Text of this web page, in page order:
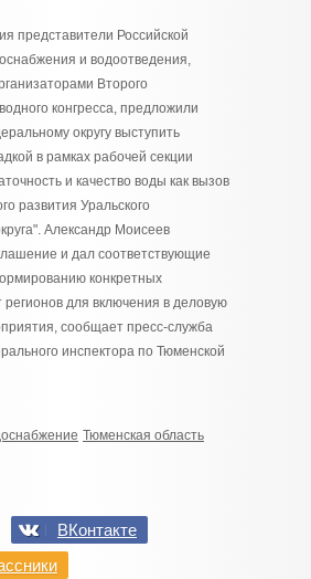
представители Российской
и водоотведения,
Второго
конгресса, предложили
округу выступить
в рамках рабочей секции
и качество воды как вызов
развития Уральского
Александр Моисеев
и дал соответствующие
конкретных
для включения в деловую
сообщает пресс-служба
инспектора по Тюменской
Тюменская область
ВКонтакте